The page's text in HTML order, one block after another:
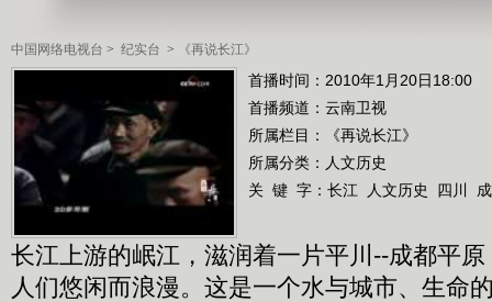
中国网络电视台 > 纪实台 > 《再说长江》
首播时间：2010年1月20日18:00
首播频道： 云南卫视
所属栏目：
《再说长江》
所属分类：人文历史
关 键 字： 长江 人文历史 四川
长江上游的岷江，滋润着一片平川--成都平
人们悠闲而浪漫。这是一个水与城市、生命